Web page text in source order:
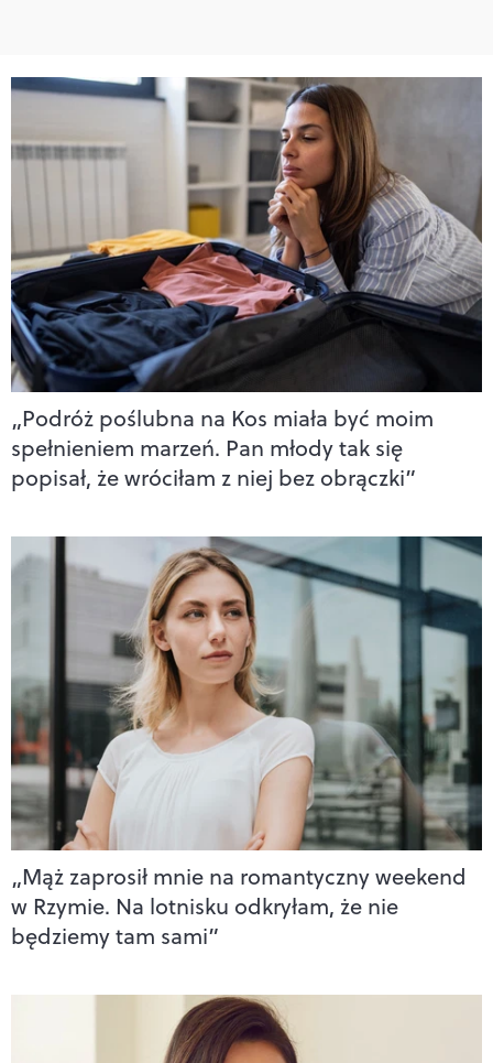
„Podróż poślubna na Kos miała być moim
spełnieniem marzeń. Pan młody tak się
popisał, że wróciłam z niej bez obrączki”
„Mąż zaprosił mnie na romantyczny weekend
w Rzymie. Na lotnisku odkryłam, że nie
będziemy tam sami”